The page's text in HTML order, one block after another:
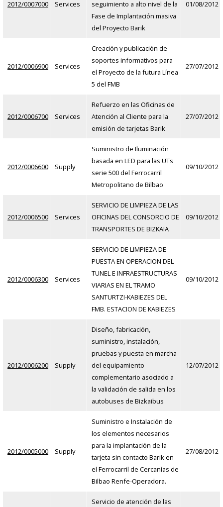
2012/0007000 Services
seguimiento a alto nivel de la
Fase de Implantación masiva
del Proyecto Barik
01/08/2012
2012/0006900 Services
Creación y publicación de
soportes informativos para
el Proyecto de la futura Línea
5 del FMB
27/07/2012
2012/0006700 Services
Refuerzo en las Oficinas de
Atención al Cliente para la
emisión de tarjetas Barik
27/07/2012
2012/0006600 Supply
Suministro de Iluminación
basada en LED para las UTs
serie 500 del Ferrocarril
Metropolitano de Bilbao
09/10/2012
2012/0006500 Services
SERVICIO DE LIMPIEZA DE LAS
OFICINAS DEL CONSORCIO DE
TRANSPORTES DE BIZKAIA
09/10/2012
2012/0006300 Services
SERVICIO DE LIMPIEZA DE
PUESTA EN OPERACION DEL
TUNEL E INFRAESTRUCTURAS
VIARIAS EN EL TRAMO
SANTURTZI-KABIEZES DEL
FMB. ESTACION DE KABIEZES
09/10/2012
2012/0006200 Supply
Diseño, fabricación,
suministro, instalación,
pruebas y puesta en marcha
del equipamiento
complementario asociado a
la validación de salida en los
autobuses de Bizkaibus
12/07/2012
2012/0005000 Supply
Suministro e Instalación de
los elementos necesarios
para la implantación de la
tarjeta sin contacto Barik en
el Ferrocarril de Cercanías de
Bilbao Renfe-Operadora.
27/08/2012
Servicio de atención de las